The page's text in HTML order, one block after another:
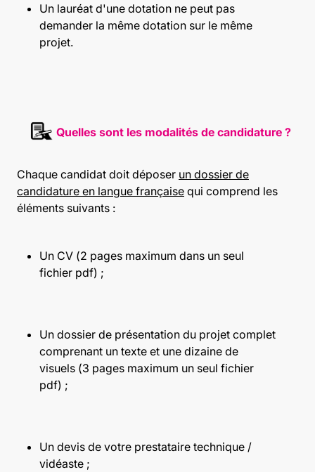
Un lauréat d'une dotation ne peut pas
demander la même dotation sur le même
projet.
Quelles sont les modalités de candidature ?
Chaque candidat doit déposer un dossier de
candidature en langue française qui comprend les
éléments suivants :
Un CV (2 pages maximum dans un seul
fichier pdf) ;
Un dossier de présentation du projet complet
comprenant un texte et une dizaine de
visuels (3 pages maximum un seul fichier
pdf) ;
Un devis de votre prestataire technique /
vidéaste ;